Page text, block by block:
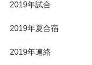
2019年試合
2019年夏合宿
2019年連絡